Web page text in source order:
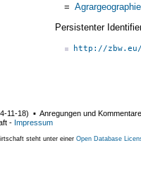
= Agrargeographie
Persistenter
http://
11-18) ▪ Anregungen und
- Impressum
steht unter einer Open Database